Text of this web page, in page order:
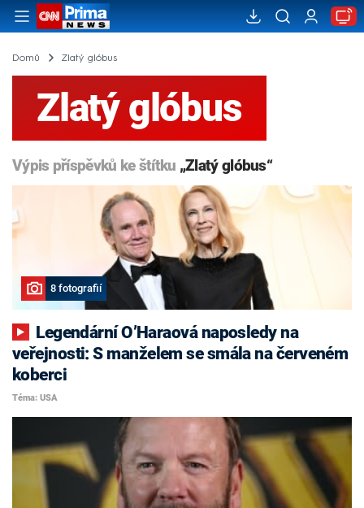
Domů Zlatý glóbus
Zlatý glóbus
Výpis příspěvků ke štítku „Zlatý glóbus“
8 fotografií
veřejnosti: S manželem se smála na červeném
koberci
Téma: USA